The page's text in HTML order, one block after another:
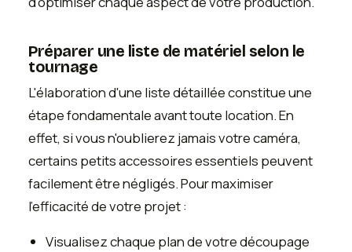
Préparer une liste de matériel selon le
tournage
L'élaboration d'une liste détaillée constitue une
étape fondamentale avant toute location. En
effet, si vous n'oublierez jamais votre caméra,
certains petits accessoires essentiels peuvent
facilement être négligés. Pour maximiser
l'efficacité de votre projet :
Visualisez chaque plan de votre découpage